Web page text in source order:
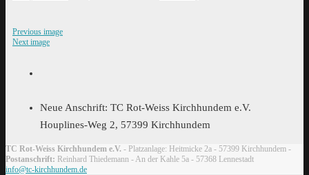
Previous image
Next image
Neue Anschrift: TC Rot-Weiss Kirchhundem e.V.
Houplines-Weg 2, 57399 Kirchhundem
TC Rot-Weiss Kirchhundem e.V. - Platzanlage: Heitmicke 2a - 57399 Kirchhundem -
Postanschrift: Reinhard Thiedemann - An der Kahle 5a - 57368 Lennestadt
info@tc-kirchhundem.de